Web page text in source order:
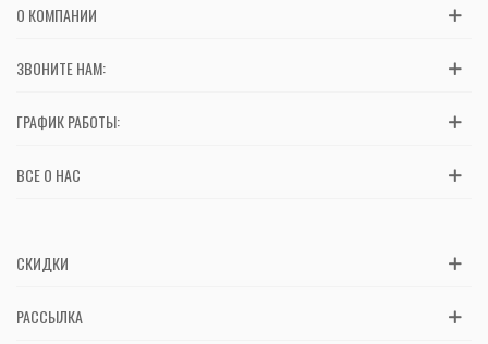
О КОМПАНИИ
ЗВОНИТЕ НАМ:
ГРАФИК РАБОТЫ:
ВСЕ О НАС
СКИДКИ
РАССЫЛКА